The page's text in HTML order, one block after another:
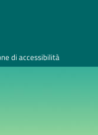
di accessibilità